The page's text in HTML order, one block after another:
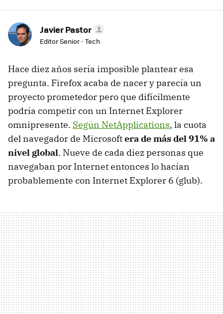
Javier Pastor
Editor Senior - Tech
Hace diez años sería imposible plantear esa
pregunta. Firefox acaba de nacer y parecía un
proyecto prometedor pero que difícilmente
podría competir con un Internet Explorer
omnipresente. Según NetApplications, la cuota
del navegador de Microsoftera de más del 91% a
nivel global. Nueve de cada diez personas que
navegaban por Internet entonces lo hacían
probablemente con Internet Explorer 6 (glub).